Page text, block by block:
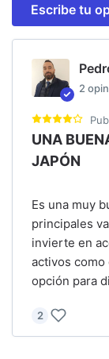
Escribe tu
2
UNA
JAPÓN
Es una muy
principales
invierte en
activos como
opción para
2